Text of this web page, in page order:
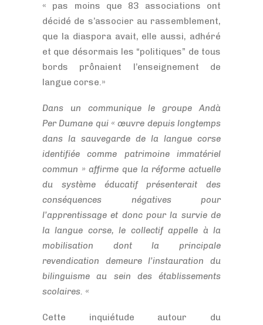
« pas moins que 83 associations ont
décidé de s’associer au rassemblement,
que la diaspora avait, elle aussi, adhéré
et que désormais les “politiques” de tous
bords prônaient l’enseignement de
langue corse.»
Dans un communique le groupe Andà
Per Dumane qui « œuvre depuis longtemps
dans la sauvegarde de la langue corse
identifiée comme patrimoine immatériel
commun » affirme que la réforme actuelle
du système éducatif présenterait des
conséquences négatives pour
l’apprentissage et donc pour la survie de
la langue corse, le collectif appelle à la
mobilisation dont la principale
revendication demeure l’instauration du
bilinguisme au sein des établissements
scolaires. «
Cette inquiétude autour du